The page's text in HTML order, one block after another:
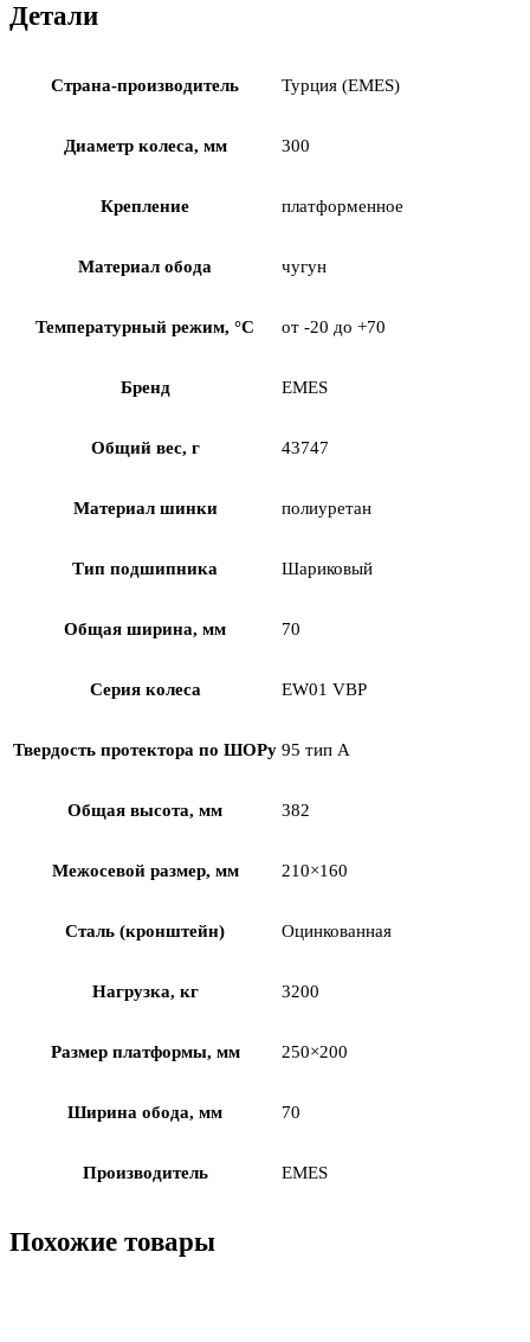
Детали
Страна-производитель Турция (EMES)
Диаметр колеса, мм 300
Крепление платформенное
Материал обода чугун
Температурный режим, °С от -20 до +70
Бренд EMES
Общий вес, г 43747
Материал шинки полиуретан
Тип подшипника Шариковый
Общая ширина, мм 70
Серия колеса EW01 VBP
Твердость протектора по ШОРу 95 тип А
Общая высота, мм 382
Межосевой размер, мм 210×160
Сталь (кронштейн) Оцинкованная
Нагрузка, кг 3200
Размер платформы, мм 250×200
Ширина обода, мм 70
Производитель EMES
Похожие товары